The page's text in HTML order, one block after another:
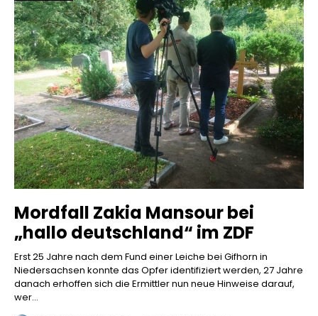
Mordfall Zakia Mansour bei
„hallo deutschland“ im ZDF
Erst 25 Jahre nach dem Fund einer Leiche bei Gifhorn in
Niedersachsen konnte das Opfer identifiziert werden, 27 Jahre
danach erhoffen sich die Ermittler nun neue Hinweise darauf,
wer...